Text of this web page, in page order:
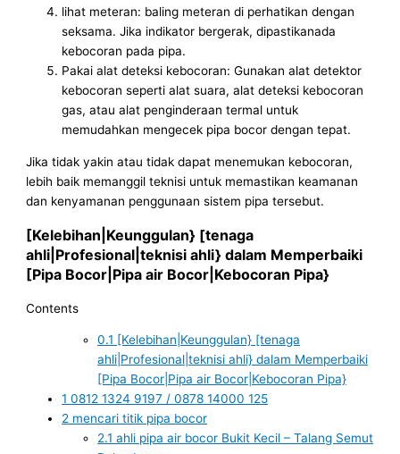
lihat meteran: baling meteran di perhatikan dengan
seksama. Jika indikator bergerak, dipastikanada
kebocoran pada pipa.
Pakai alat deteksi kebocoran: Gunakan alat detektor
kebocoran seperti alat suara, alat deteksi kebocoran
gas, atau alat penginderaan termal untuk
memudahkan mengecek pipa bocor dengan tepat.
Jika tidak yakin atau tidak dapat menemukan kebocoran,
lebih baik memanggil teknisi untuk memastikan keamanan
dan kenyamanan penggunaan sistem pipa tersebut.
[Kelebihan|Keunggulan} [tenaga
ahli|Profesional|teknisi ahli} dalam Memperbaiki
[Pipa Bocor|Pipa air Bocor|Kebocoran Pipa}
Contents
0.1 [Kelebihan|Keunggulan} [tenaga
ahli|Profesional|teknisi ahli} dalam Memperbaiki
[Pipa Bocor|Pipa air Bocor|Kebocoran Pipa}
1 0812 1324 9197 / 0878 14000 125
2 mencari titik pipa bocor
2.1 ahli pipa air bocor Bukit Kecil – Talang Semut